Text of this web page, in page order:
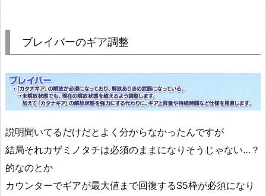
ブレイバーのギア調整
説明聞いてるだけだとよく分からなかったんですが
結局それカザミノタチは必須のままになりそうじゃない…？
的なのとか
カウンターでギアが最大値まで回復するS5枠が必須になり